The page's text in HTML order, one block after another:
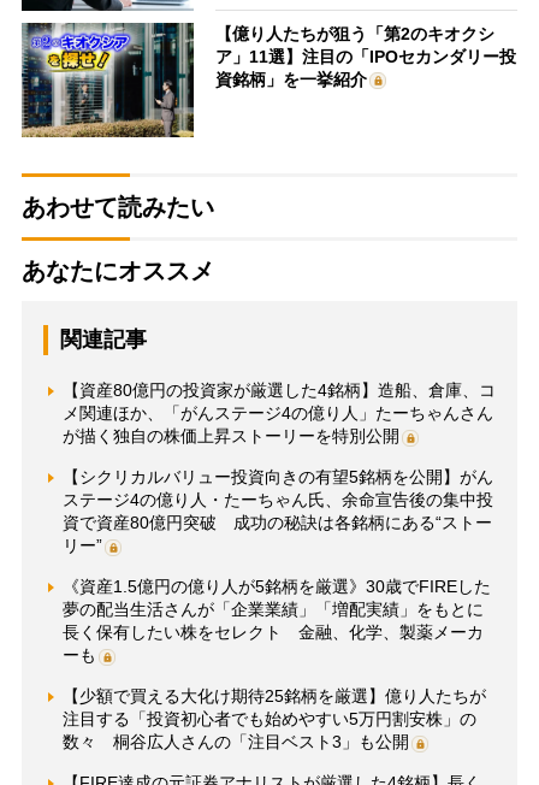
【億り人たちが狙う「第2のキオクシ
ア」11選】注目の「IPOセカンダリー投
資銘柄」を一挙紹介
あわせて読みたい
あなたにオススメ
関連記事
【資産80億円の投資家が厳選した4銘柄】造船、倉庫、コ
メ関連ほか、「がんステージ4の億り人」たーちゃんさん
が描く独自の株価上昇ストーリーを特別公開
【シクリカルバリュー投資向きの有望5銘柄を公開】がん
ステージ4の億り人・たーちゃん氏、余命宣告後の集中投
資で資産80億円突破 成功の秘訣は各銘柄にある“ストー
リー”
《資産1.5億円の億り人が5銘柄を厳選》30歳でFIREした
夢の配当生活さんが「企業業績」「増配実績」をもとに
長く保有したい株をセレクト 金融、化学、製薬メーカ
ーも
【少額で買える大化け期待25銘柄を厳選】億り人たちが
注目する「投資初心者でも始めやすい5万円割安株」の
数々 桐谷広人さんの「注目ベスト3」も公開